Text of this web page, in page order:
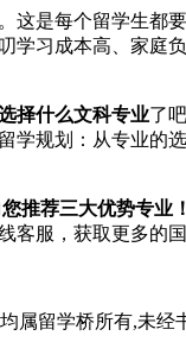
是每个留学生都要
学习成本高、家庭
择什么文科专业了
学规划：从专业的
推荐三大优势专业！
客服 ，获取更多的
留学桥所有,未经